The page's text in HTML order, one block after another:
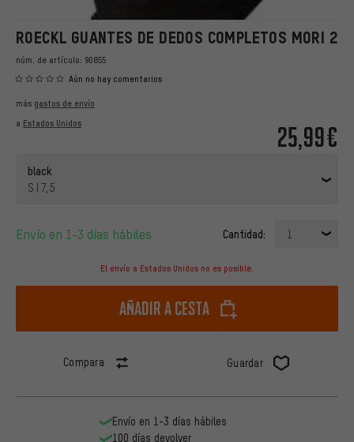
ROECKL GUANTES DE DEDOS COMPLETOS MORI 2
núm. de artículo: 90855
Aún no hay comentarios
25,99€
más gastos de envío
a Estados Unidos
black
S | 7,5
Envío en 1-3 días hábiles Cantidad: 1
El envío a Estados Unidos no es posible.
Añadir a cesta
Compara Guardar
Envío en 1-3 días hábiles
100 días devolver